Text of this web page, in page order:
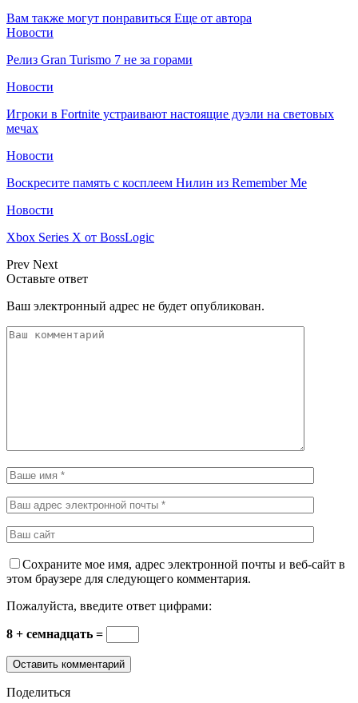
Вам также могут понравиться Еще от автора
Новости
Релиз Gran Turismo 7 не за горами
Новости
Игроки в Fortnite устраивают настоящие дуэли на световых
мечах
Новости
Воскресите память с косплеем Нилин из Remember Me
Новости
Xbox Series X от BossLogic
Prev Next
Оставьте ответ
Ваш электронный адрес не будет опубликован.
Сохраните мое имя, адрес электронной почты и веб-сайт в
этом браузере для следующего комментария.
Пожалуйста, введите ответ цифрами:
8 + семнадцать =
Поделиться